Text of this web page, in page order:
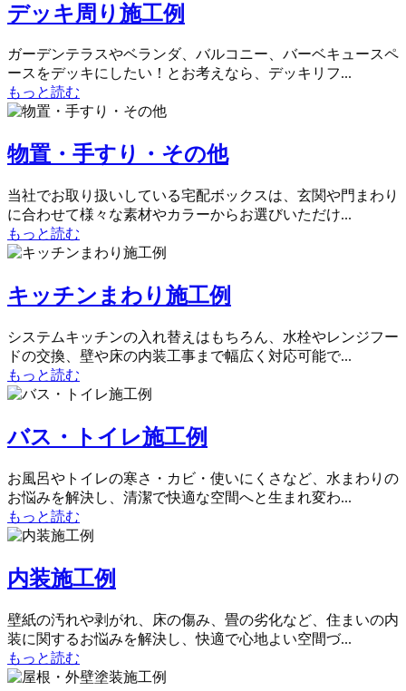
デッキ周り施工例
ガーデンテラスやベランダ、バルコニー、バーベキュースペ
ースをデッキにしたい！とお考えなら、デッキリフ...
もっと読む
物置・手すり・その他
当社でお取り扱いしている宅配ボックスは、玄関や門まわり
に合わせて様々な素材やカラーからお選びいただけ...
もっと読む
キッチンまわり施工例
システムキッチンの入れ替えはもちろん、水栓やレンジフー
ドの交換、壁や床の内装工事まで幅広く対応可能で...
もっと読む
バス・トイレ施工例
お風呂やトイレの寒さ・カビ・使いにくさなど、水まわりの
お悩みを解決し、清潔で快適な空間へと生まれ変わ...
もっと読む
内装施工例
壁紙の汚れや剥がれ、床の傷み、畳の劣化など、住まいの内
装に関するお悩みを解決し、快適で心地よい空間づ...
もっと読む